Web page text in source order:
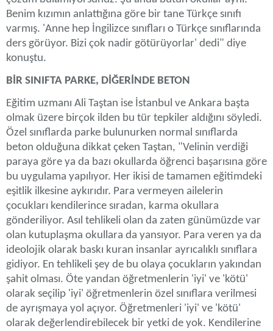
Benim kızımın anlattığına göre bir tane Türkçe sınıfı
varmış. 'Anne hep İngilizce sınıfları o Türkçe sınıflarında
ders görüyor. Bizi çok nadir götürüyorlar' dedi" diye
konuştu.
BİR SINIFTA PARKE, DİĞERİNDE BETON
Eğitim uzmanı Ali Taştan ise İstanbul ve Ankara başta
olmak üzere birçok ilden bu tür tepkiler aldığını söyledi.
Özel sınıflarda parke bulunurken normal sınıflarda
beton olduğuna dikkat çeken Taştan, "Velinin verdiği
paraya göre ya da bazı okullarda öğrenci başarısına göre
bu uygulama yapılıyor. Her ikisi de tamamen eğitimdeki
eşitlik ilkesine aykırıdır. Para vermeyen ailelerin
çocukları kendilerince sıradan, karma okullara
gönderiliyor. Asıl tehlikeli olan da zaten günümüzde var
olan kutuplaşma okullara da yansıyor. Para veren ya da
ideolojik olarak baskı kuran insanlar ayrıcalıklı sınıflara
gidiyor. En tehlikeli şey de bu olaya çocukların yakından
şahit olması. Öte yandan öğretmenlerin 'iyi' ve 'kötü'
olarak seçilip 'iyi' öğretmenlerin özel sınıflara verilmesi
de ayrışmaya yol açıyor. Öğretmenleri 'iyi' ve 'kötü'
olarak değerlendirebilecek bir yetki de yok. Kendilerine